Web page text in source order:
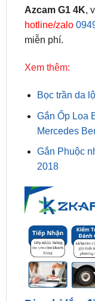
miễn phí.
Xem thêm:
Bọc trần da
Mercedes
Gắn Phuộc
2018
Đia chỉ lắp
4K Cho